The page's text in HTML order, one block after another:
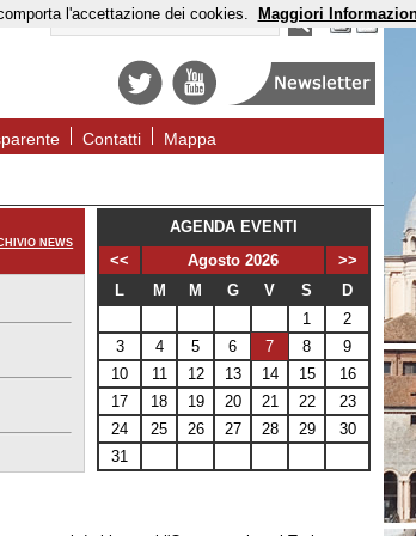
Contatti Mappa
NEWS
AGENDA EVENTI
<<
Agosto 2026
>>
L
M M G V S
D
1
2
3
4 5 6 7 8
9
10
11 12 13 14 15
16
17
18 19 20 21 22
23
24
25 26 27 28 29
30
31
l'accettazione dei cookies. Maggiori